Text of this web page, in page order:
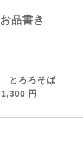
お品書き
とろろそば
1,300 円